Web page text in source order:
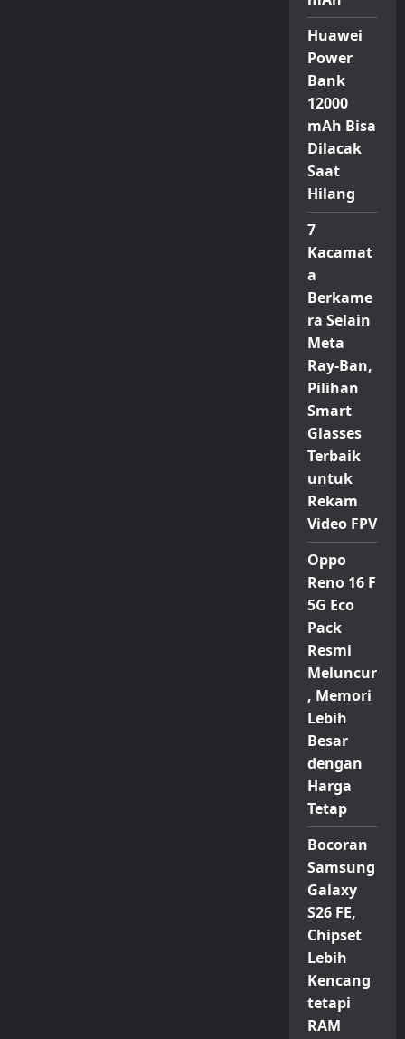
Huawei
Power
Bank
12000
mAh Bisa
Dilacak
Saat
Hilang
7
Kacamat
a
Berkame
ra Selain
Meta
Ray-Ban,
Pilihan
Smart
Glasses
Terbaik
untuk
Rekam
Video FPV
Oppo
Reno 16 F
5G Eco
Pack
Resmi
Meluncur
, Memori
Lebih
Besar
dengan
Harga
Tetap
Bocoran
Samsung
Galaxy
S26 FE,
Chipset
Lebih
Kencang
tetapi
RAM